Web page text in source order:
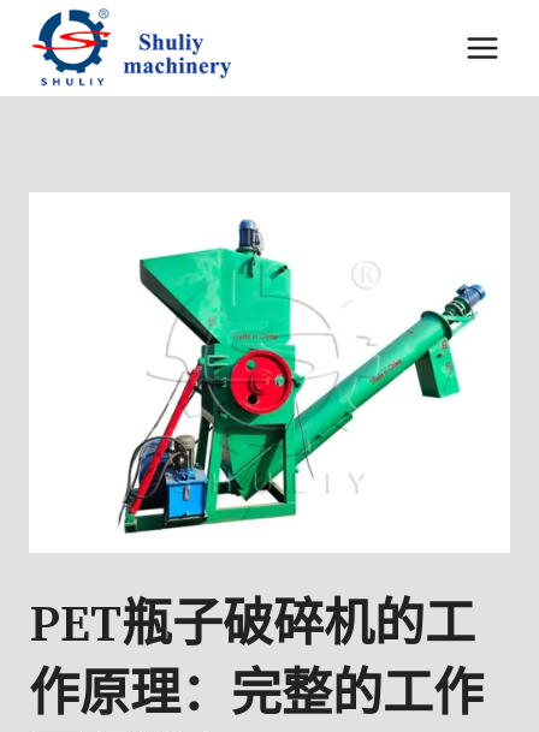
PET瓶子破碎机的工
作原理：完整的工作